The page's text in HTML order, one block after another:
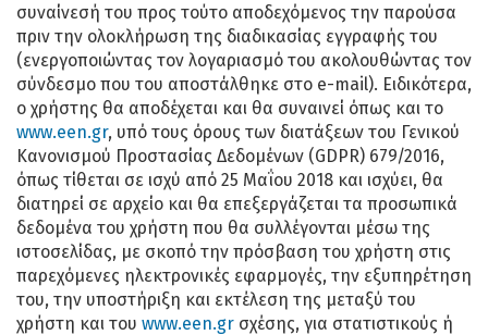
συναίνεσή του προς τούτο αποδεχόμενος την παρούσα
πριν την ολοκλήρωση της διαδικασίας εγγραφής του
(ενεργοποιώντας τον λογαριασμό του ακολουθώντας τον
σύνδεσμο που του αποστάλθηκε στο e-mail). Ειδικότερα,
ο χρήστης θα αποδέχεται και θα συναινεί όπως και το
www.een.gr, υπό τους όρους των διατάξεων του Γενικού
Κανονισμού Προστασίας Δεδομένων (GDPR) 679/2016,
όπως τίθεται σε ισχύ από 25 Μαΐου 2018 και ισχύει, θα
διατηρεί σε αρχείο και θα επεξεργάζεται τα προσωπικά
δεδομένα του χρήστη που θα συλλέγονται μέσω της
ιστοσελίδας, με σκοπό την πρόσβαση του χρήστη στις
παρεχόμενες ηλεκτρονικές εφαρμογές, την εξυπηρέτηση
του, την υποστήριξη και εκτέλεση της μεταξύ του
χρήστη και του www.een.gr σχέσης, για στατιστικούς ή